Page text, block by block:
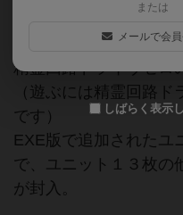
精霊回路ドライヴゼロ
（遊ぶには精霊回路
です）
EXE版で追加されたユ
で、ユニット１３枚の
が封入。
または
メールで会
しばらく表示